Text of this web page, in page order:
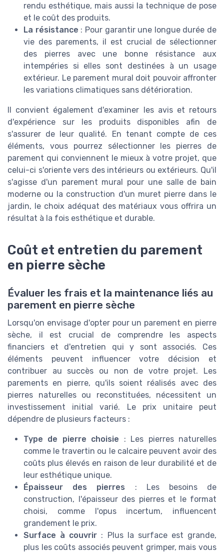
rendu esthétique, mais aussi la technique de pose
et le coût des produits.
La résistance : Pour garantir une longue durée de
vie des parements, il est crucial de sélectionner
des pierres avec une bonne résistance aux
intempéries si elles sont destinées à un usage
extérieur. Le parement mural doit pouvoir affronter
les variations climatiques sans détérioration.
Il convient également d'examiner les avis et retours
d'expérience sur les produits disponibles afin de
s'assurer de leur qualité. En tenant compte de ces
éléments, vous pourrez sélectionner les pierres de
parement qui conviennent le mieux à votre projet, que
celui-ci s'oriente vers des intérieurs ou extérieurs. Qu'il
s'agisse d'un parement mural pour une salle de bain
moderne ou la construction d'un muret pierre dans le
jardin, le choix adéquat des matériaux vous offrira un
résultat à la fois esthétique et durable.
Coût et entretien du parement
en pierre sèche
Évaluer les frais et la maintenance liés au
parement en pierre sèche
Lorsqu'on envisage d'opter pour un parement en pierre
sèche, il est crucial de comprendre les aspects
financiers et d'entretien qui y sont associés. Ces
éléments peuvent influencer votre décision et
contribuer au succès ou non de votre projet. Les
parements en pierre, qu'ils soient réalisés avec des
pierres naturelles ou reconstituées, nécessitent un
investissement initial varié. Le prix unitaire peut
dépendre de plusieurs facteurs :
Type de pierre choisie : Les pierres naturelles
comme le travertin ou le calcaire peuvent avoir des
coûts plus élevés en raison de leur durabilité et de
leur esthétique unique.
Épaisseur des pierres : Les besoins de
construction, l'épaisseur des pierres et le format
choisi, comme l'opus incertum, influencent
grandement le prix.
Surface à couvrir : Plus la surface est grande,
plus les coûts associés peuvent grimper, mais vous